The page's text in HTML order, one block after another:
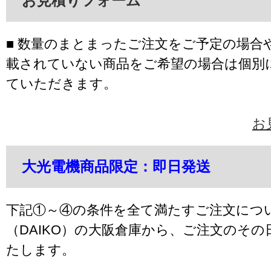
■ 数量のまとまったご注文をご予定の場合
載されていない商品をご希望の場合は個別
ていただきます。
お
大光電機商品限定：即日発送
下記①～④の条件を全て満たすご注文につ
（DAIKO）の大阪倉庫から、ご注文のそ
たします。